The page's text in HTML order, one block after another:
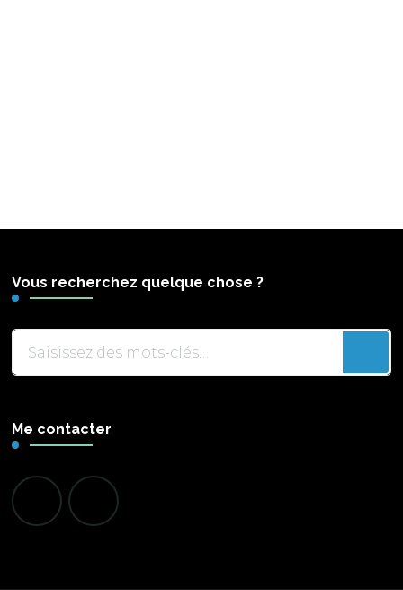
Vous recherchez quelque chose ?
?
Me contacter